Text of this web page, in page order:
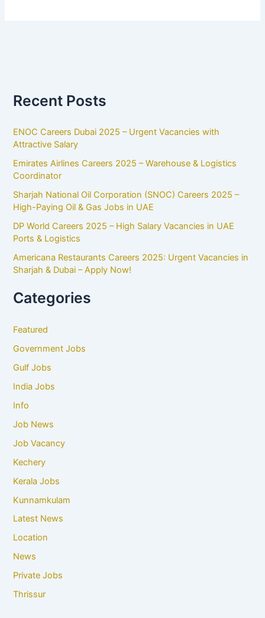
Recent Posts
ENOC Careers Dubai 2025 – Urgent Vacancies with
Attractive Salary
Emirates Airlines Careers 2025 – Warehouse & Logistics
Coordinator
Sharjah National Oil Corporation (SNOC) Careers 2025 –
High-Paying Oil & Gas Jobs in UAE
DP World Careers 2025 – High Salary Vacancies in UAE
Ports & Logistics
Americana Restaurants Careers 2025: Urgent Vacancies in
Sharjah & Dubai – Apply Now!
Categories
Featured
Government Jobs
Gulf Jobs
India Jobs
Info
Job News
Job Vacancy
Kechery
Kerala Jobs
Kunnamkulam
Latest News
Location
News
Private Jobs
Thrissur